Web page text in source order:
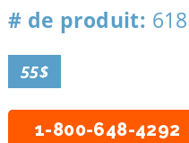
# de produit:
55$
1-800-648-4292